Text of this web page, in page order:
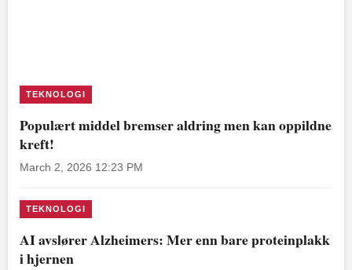
TEKNOLOGI
Populært middel bremser aldring men kan oppildne
kreft!
March 2, 2026 12:23 PM
TEKNOLOGI
AI avslører Alzheimers: Mer enn bare proteinplakk
i hjernen